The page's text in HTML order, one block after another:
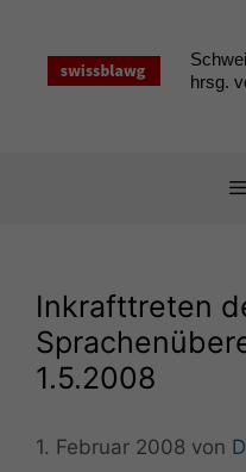
springen
hrsg.
Inkrafttreten
1.5.2008
1. Februar 2008 von